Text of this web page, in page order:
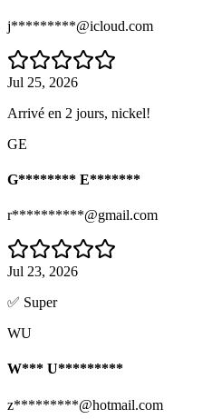
j*********@icloud.com
Jul 25, 2026
Arrivé en 2 jours, nickel!
GE
G******** E*******
r**********@gmail.com
Jul 23, 2026
✅ Super
WU
W*** U*********
z*********@hotmail.com